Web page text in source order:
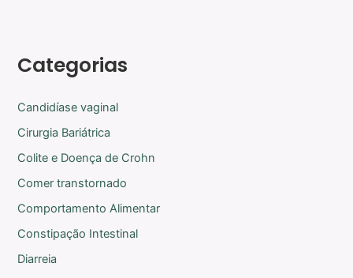
Categorias
Candidíase vaginal
Cirurgia Bariátrica
Colite e Doença de Crohn
Comer transtornado
Comportamento Alimentar
Constipação Intestinal
Diarreia